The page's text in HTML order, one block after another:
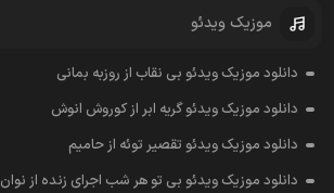
موزیک ویدئو
دانلود موزیک ویدئو بی نقاب از روزبه بمانی
دانلود موزیک ویدئو گریه ابر از کوروش انوش
دانلود موزیک ویدئو تقصیر توئه از حامیم
دانلود موزیک ویدئو بی تو هر شب اجرای زنده از نوان